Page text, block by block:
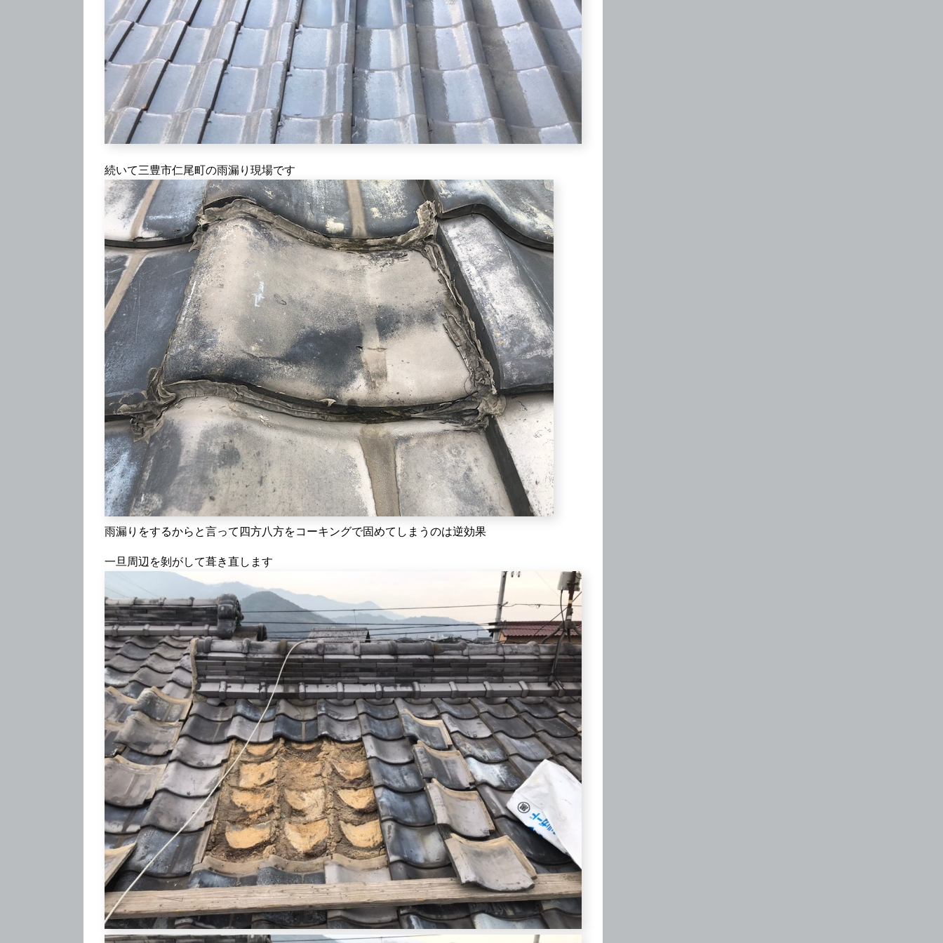
続いて三豊市仁尾町の雨漏り現場です
雨漏りをするからと言って四方八方をコーキングで固めてしまうのは逆効果
一旦周辺を剝がして葺き直します